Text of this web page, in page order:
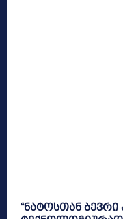
“ნატოსთან ბევრი